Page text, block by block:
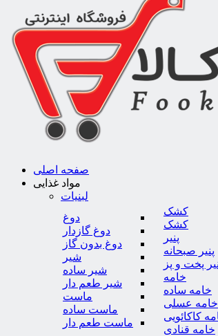
صفحه اصلی
مواد غذایی
لبنیات
کشک
کشک
پنیر
پنیر صبحانه
پخت و پز
خامه
خامه ساده
خامه عسلی
کاکائویی
خامه قنادی
دوغ
دوغ گازدار
دوغ بدون گاز
شیر
شیر ساده
شیر طعم دار
ماست
ماست ساده
ماست طعم دار